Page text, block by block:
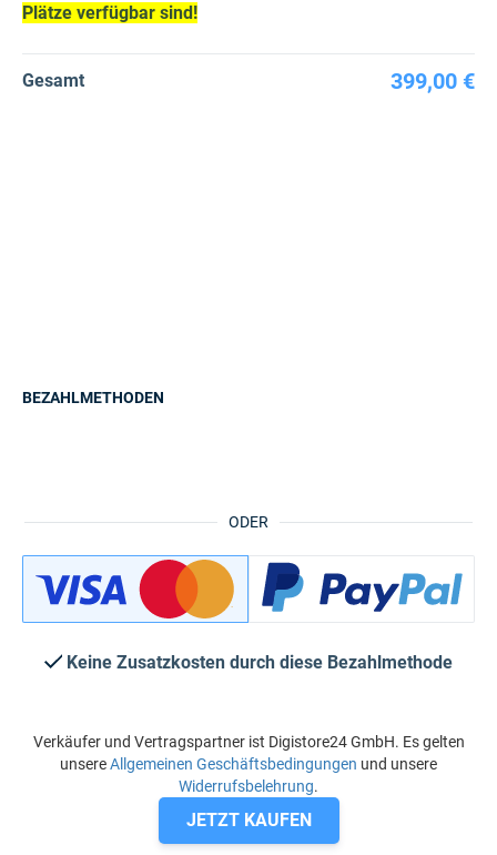
Plätze verfügbar sind!
Gesamt 399,00 €
ODER
BEZAHLMETHODEN
Keine Zusatzkosten durch diese Bezahlmethode
Verkäufer und Vertragspartner ist Digistore24 GmbH. Es gelten
unsereAllgemeinen Geschäftsbedingungen und unsere
Widerrufsbelehrung.
JETZT KAUFEN